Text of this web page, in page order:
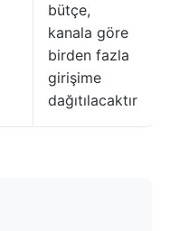
bütçe,
kanala göre
birden fazla
girişime
dağıtılacaktır